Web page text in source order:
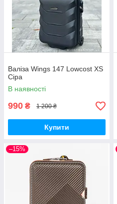
Валіза Wings 147 Lowcost XS
Сіра
В наявності
990 ₴ 1 200 ₴
Купити
–15%